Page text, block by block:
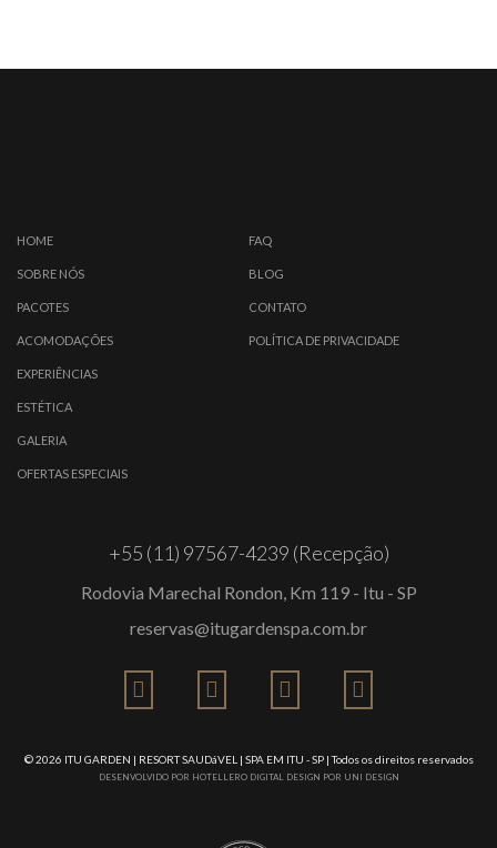
HOME
SOBRE NÓS
PACOTES
ACOMODAÇÕES
EXPERIÊNCIAS
ESTÉTICA
GALERIA
OFERTAS ESPECIAIS
FAQ
BLOG
CONTATO
POLÍTICA DE PRIVACIDADE
+55 (11) 97567-4239 (Recepção)
Rodovia Marechal Rondon, Km 119 - Itu - SP
reservas@itugardenspa.com.br
© 2026 ITU GARDEN | RESORT SAUDáVEL | SPA EM ITU - SP| Todos os direitos reservados
DESENVOLVIDO POR HOTELLERO DIGITAL DESIGN POR UNI DESIGN